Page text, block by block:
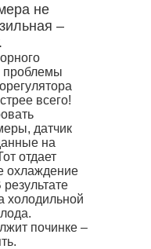
не
–
проблемы
всего!
датчик
на
отдает
охлаждение
холодильной
починке –